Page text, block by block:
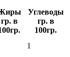
гр. в
Углеводы
гр. в
100гр.
1